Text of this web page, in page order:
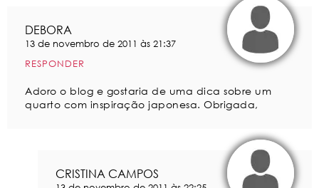
DEBORA
13 de novembro de 2011 às 21:37
RESPONDER
Adoro o blog e gostaria de uma dica sobre um
quarto com inspiração japonesa. Obrigada,
CRISTINA CAMPOS